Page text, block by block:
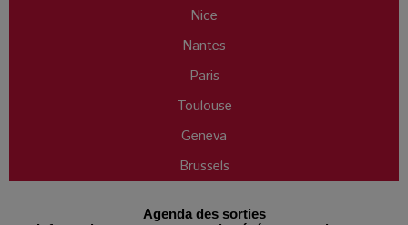
Nice
Nantes
Paris
Toulouse
Geneva
Brussels
Agenda des sorties